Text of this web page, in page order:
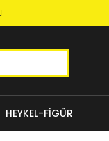
HEYKEL-FİGÜR